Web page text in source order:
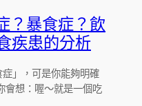
？暴食症？飲
疾患的分析
」，可是你能夠明確
會想：喔～就是一個吃